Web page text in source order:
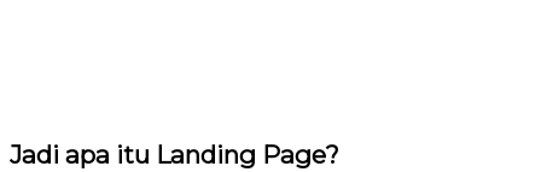
Jadi apa itu Landing Page?